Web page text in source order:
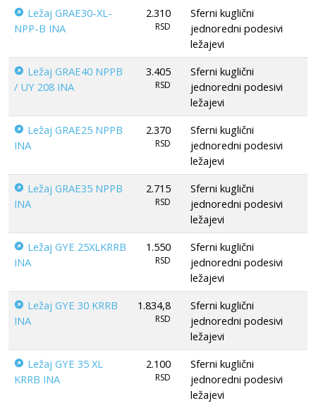
Ležaj GRAE30-XL-
NPP-B INA
2.310
RSD
Sferni kuglični
jednoredni podesivi
ležajevi
Ležaj GRAE40 NPPB
/ UY 208 INA
3.405
RSD
Sferni kuglični
jednoredni podesivi
ležajevi
Ležaj GRAE25 NPPB
INA
2.370
RSD
Sferni kuglični
jednoredni podesivi
ležajevi
Ležaj GRAE35 NPPB
INA
2.715
RSD
Sferni kuglični
jednoredni podesivi
ležajevi
Ležaj GYE 25XLKRRB
INA
1.550
RSD
Sferni kuglični
jednoredni podesivi
ležajevi
Ležaj GYE 30 KRRB
INA
1.834,8
RSD
Sferni kuglični
jednoredni podesivi
ležajevi
Ležaj GYE 35 XL
KRRB INA
2.100
RSD
Sferni kuglični
jednoredni podesivi
ležajevi